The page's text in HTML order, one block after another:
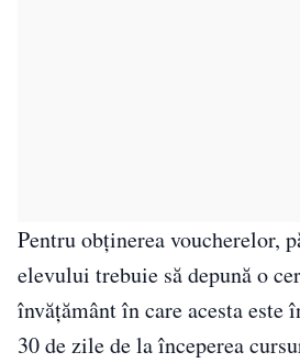
Pentru obținerea voucherelor,
elevului trebuie să depună o
învățământ în care acesta este
30 de zile de la începerea